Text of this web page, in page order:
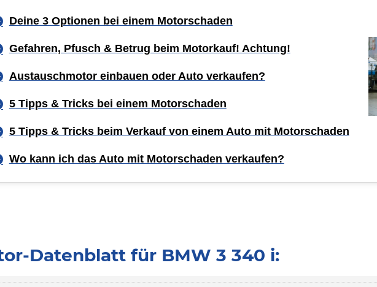
Deine 3 Optionen bei einem Motorschaden
Gefahren, Pfusch & Betrug beim Motorkauf! Achtung!
Austauschmotor einbauen oder Auto verkaufen?
5 Tipps & Tricks bei einem Motorschaden
5 Tipps & Tricks beim Verkauf von einem Auto mit Motorschaden
Wo kann ich das Auto mit Motorschaden verkaufen?
Datenblatt für BMW 3 340 i: